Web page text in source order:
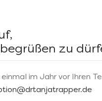
begrüßen zu
im Jahr vor Ihren